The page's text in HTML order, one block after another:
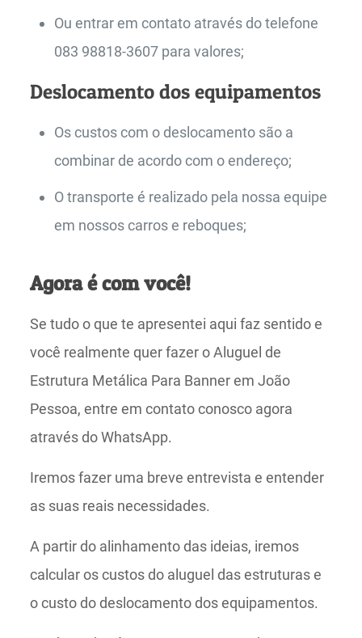
Ou entrar em contato através do telefone
083 98818-3607 para valores;
Deslocamento dos equipamentos
Os custos com o deslocamento são a
combinar de acordo com o endereço;
O transporte é realizado pela nossa equipe
em nossos carros e reboques;
Agora é com você!
Se tudo o que te apresentei aqui faz sentido e
você realmente quer fazer o Aluguel de
Estrutura Metálica Para Banner em João
Pessoa, entre em contato conosco agora
através do WhatsApp.
Iremos fazer uma breve entrevista e entender
as suas reais necessidades.
A partir do alinhamento das ideias, iremos
calcular os custos do aluguel das estruturas e
o custo do deslocamento dos equipamentos.